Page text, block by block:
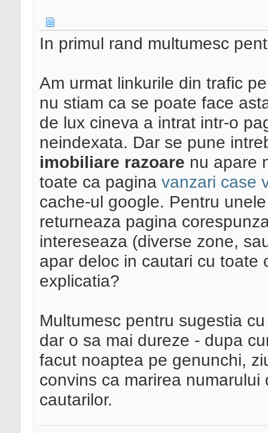
In primul rand multumesc
Am urmat linkurile din trafic
nu stiam ca se poate face
de lux cineva a intrat intr-o
neindexata. Dar se pune
imobiliare razoare nu apare
toate ca pagina vanzari case
cache-ul google. Pentru
returneaza pagina
intereseaza (diverse zone,
apar deloc in cautari cu toate
explicatia?
Multumesc pentru sugestia
dar o sa mai dureze - dupa
facut noaptea pe genunchi,
convins ca marirea
cautarilor.